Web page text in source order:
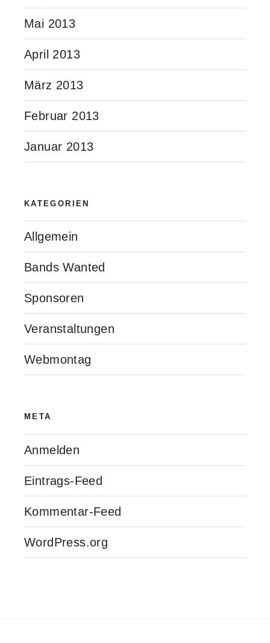
Mai 2013
April 2013
März 2013
Februar 2013
Januar 2013
KATEGORIEN
Allgemein
Bands Wanted
Sponsoren
Veranstaltungen
Webmontag
META
Anmelden
Eintrags-Feed
Kommentar-Feed
WordPress.org